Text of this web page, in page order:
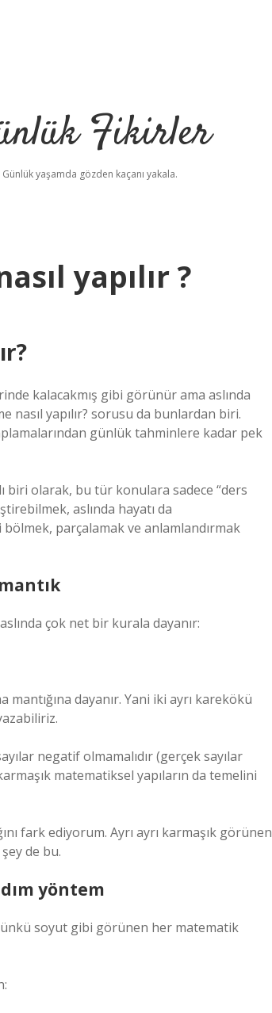
Fikirler
Günlük yaşamda gözden kaçanı yakala.
yapılır ?
kalacakmış gibi görünür ama aslında
yapılır? sorusu da bunlardan biri.
günlük tahminlere kadar pek
biri olarak, bu tür konulara sadece “ders
aslında hayatı da
parçalamak ve anlamlandırmak
çok net bir kurala dayanır:
dayanır. Yani iki ayrı karekökü
negatif olmamalıdır (gerçek sayılar
matematiksel yapıların da temelini
fark ediyorum. Ayrı ayrı karmaşık görünen
de bu.
yöntem
soyut gibi görünen her matematik